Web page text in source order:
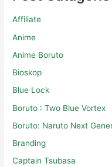
Affiliate
Anime
Anime Boruto
Bioskop
Blue Lock
Boruto : Two Blue Vortex
Boruto: Naruto Next
Branding
Captain Tsubasa